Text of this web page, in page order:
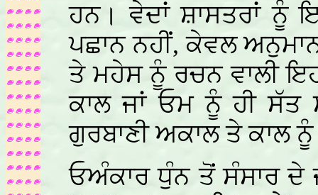
ਹਨ। ਵੇਦਾਂ ਸ਼ਾਸਤਰਾਂ ਨੂੰ
ਪਛਾਨ ਨਹੀਂ, ਕੇਵਲ
ਤੇ ਮਹੇਸ ਨੂੰ ਰਚਨ ਵਾਲੀ
ਕਾਲ ਜਾਂ ਓਮ ਨੂੰ ਹੀ
ਗੁਰਬਾਣੀ ਅਕਾਲ ਤੇ ਕਾਲ
ਓਅੰਕਾਰ ਧੁੰਨ ਤੋਂ ਸੰਸਾਰ ਦੇ